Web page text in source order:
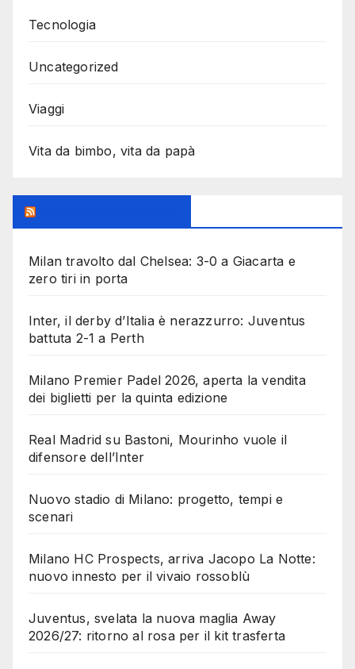
Tecnologia
Uncategorized
Viaggi
Vita da bimbo, vita da papà
Milan travolto dal Chelsea: 3-0 a Giacarta e
zero tiri in porta
Inter, il derby d’Italia è nerazzurro: Juventus
battuta 2-1 a Perth
Milano Premier Padel 2026, aperta la vendita
dei biglietti per la quinta edizione
Real Madrid su Bastoni, Mourinho vuole il
difensore dell’Inter
Nuovo stadio di Milano: progetto, tempi e
scenari
Milano HC Prospects, arriva Jacopo La Notte:
nuovo innesto per il vivaio rossoblù
Juventus, svelata la nuova maglia Away
2026/27: ritorno al rosa per il kit trasferta